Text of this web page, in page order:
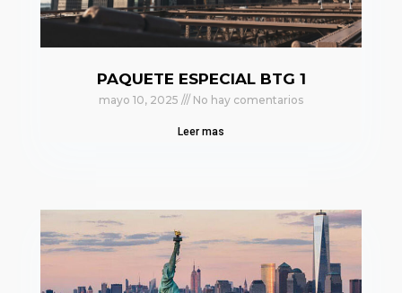
PAQUETE ESPECIAL BTG 1
mayo 10, 2025 No hay comentarios
Leer mas